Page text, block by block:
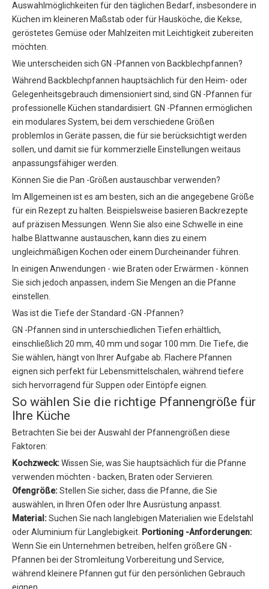
Auswahlmöglichkeiten für den täglichen Bedarf, insbesondere in
Küchen im kleineren Maßstab oder für Hausköche, die Kekse,
geröstetes Gemüse oder Mahlzeiten mit Leichtigkeit zubereiten
möchten.
Wie unterscheiden sich GN -Pfannen von Backblechpfannen?
Während Backblechpfannen hauptsächlich für den Heim- oder
Gelegenheitsgebrauch dimensioniert sind, sind GN -Pfannen für
professionelle Küchen standardisiert. GN -Pfannen ermöglichen
ein modulares System, bei dem verschiedene Größen
problemlos in Geräte passen, die für sie berücksichtigt werden
sollen, und damit sie für kommerzielle Einstellungen weitaus
anpassungsfähiger werden.
Können Sie die Pan -Größen austauschbar verwenden?
Im Allgemeinen ist es am besten, sich an die angegebene Größe
für ein Rezept zu halten. Beispielsweise basieren Backrezepte
auf präzisen Messungen. Wenn Sie also eine Schwelle in eine
halbe Blattwanne austauschen, kann dies zu einem
ungleichmäßigen Kochen oder einem Durcheinander führen.
In einigen Anwendungen - wie Braten oder Erwärmen - können
Sie sich jedoch anpassen, indem Sie Mengen an die Pfanne
einstellen.
Was ist die Tiefe der Standard -GN -Pfannen?
GN -Pfannen sind in unterschiedlichen Tiefen erhältlich,
einschließlich 20 mm, 40 mm und sogar 100 mm. Die Tiefe, die
Sie wählen, hängt von Ihrer Aufgabe ab. Flachere Pfannen
eignen sich perfekt für Lebensmittelschalen, während tiefere
sich hervorragend für Suppen oder Eintöpfe eignen.
So wählen Sie die richtige Pfannengröße für
Ihre Küche
Betrachten Sie bei der Auswahl der Pfannengrößen diese
Faktoren:
Kochzweck:Wissen Sie, was Sie hauptsächlich für die Pfanne
verwenden möchten - backen, Braten oder Servieren.
Ofengröße:Stellen Sie sicher, dass die Pfanne, die Sie
auswählen, in Ihren Ofen oder Ihre Ausrüstung anpasst.
Material:Suchen Sie nach langlebigen Materialien wie Edelstahl
oder Aluminium für Langlebigkeit. Portioning -Anforderungen:
Wenn Sie ein Unternehmen betreiben, helfen größere GN -
Pfannen bei der Stromleitung Vorbereitung und Service,
während kleinere Pfannen gut für den persönlichen Gebrauch